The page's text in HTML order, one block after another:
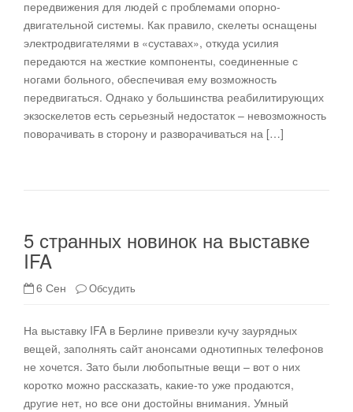
передвижения для людей с проблемами опорно-
двигательной системы. Как правило, скелеты оснащены
электродвигателями в «суставах», откуда усилия
передаются на жесткие компоненты, соединенные с
ногами больного, обеспечивая ему возможность
передвигаться. Однако у большинства реабилитирующих
экзоскелетов есть серьезный недостаток – невозможность
поворачивать в сторону и разворачиваться на […]
5 странных новинок на выставке
IFA
6 Сен Обсудить
На выставку IFA в Берлине привезли кучу заурядных
вещей, заполнять сайт анонсами однотипных телефонов
не хочется. Зато были любопытные вещи – вот о них
коротко можно рассказать, какие-то уже продаются,
другие нет, но все они достойны внимания. Умный